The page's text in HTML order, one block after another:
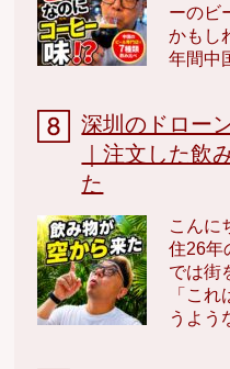
ーのビ
かもし
年間中
深圳のドロー
｜注文した飲
た
こんに
住26年
では街
「こ
うよう